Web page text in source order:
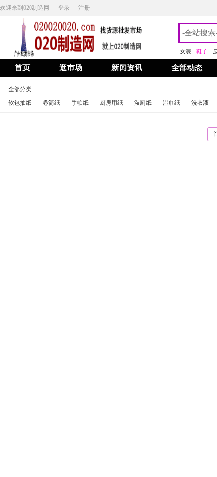
欢迎来到020制造网 登录 注册
女装 鞋子
首页 逛市场 新闻资讯 全部动态
全部分类
软包抽纸
卷筒纸 手帕纸 厨房用纸 湿厕纸 湿巾纸 洗衣液